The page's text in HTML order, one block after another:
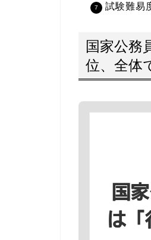
試験難易
国家公務
位、全体